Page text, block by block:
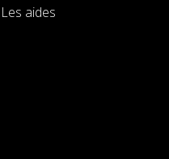
Les aides